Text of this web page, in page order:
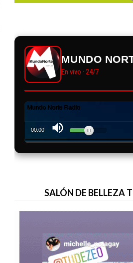
MUNDO
En vivo · 24/7
SALÓN DE BELLEZA